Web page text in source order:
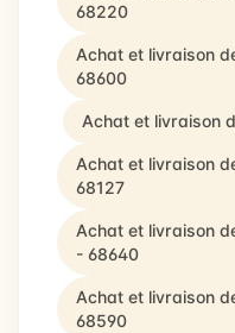
68220
Achat et livraison
68600
Achat et livraison
Achat et livraison
68127
Achat et livraison
- 68640
Achat et livraison
68590